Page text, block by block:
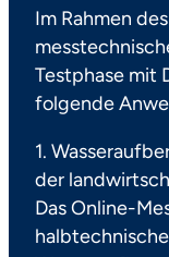
Im Rahmen
Testphase mit
folgende
1.
der
Das Online-